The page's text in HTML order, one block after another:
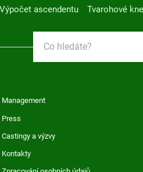
Výpočet ascendentu
Tvarohové
Management
Press
Castingy a výzvy
Kontakty